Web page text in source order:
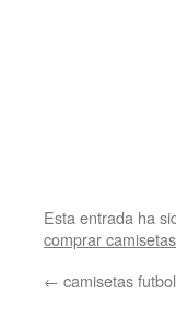
Esta entrada ha
comprar
← camisetas